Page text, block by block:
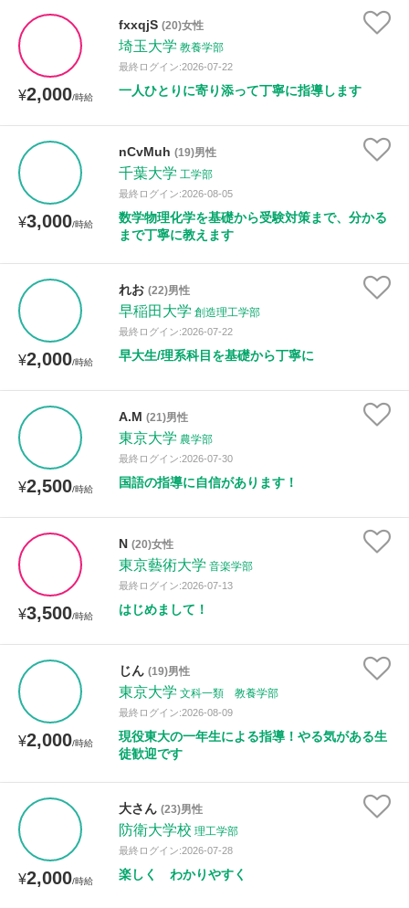
¥2,000/時給
fxxqjS (20)女性
埼玉大学 教養学部
最終ログイン:2026-07-22
一人ひとりに寄り添って丁寧に指導します
¥3,000/時給
nCvMuh (19)男性
千葉大学 工学部
最終ログイン:2026-08-05
数学物理化学を基礎から受験対策まで、分かる
まで丁寧に教えます
¥2,000/時給
れお (22)男性
早稲田大学 創造理工学部
最終ログイン:2026-07-22
早大生/理系科目を基礎から丁寧に
¥2,500/時給
A.M (21)男性
東京大学 農学部
最終ログイン:2026-07-30
国語の指導に自信があります！
¥3,500/時給
N (20)女性
東京藝術大学 音楽学部
最終ログイン:2026-07-13
はじめまして！
¥2,000/時給
じん (19)男性
東京大学 文科一類 教養学部
最終ログイン:2026-08-09
現役東大の一年生による指導！やる気がある生
徒歓迎です
¥2,000/時給
大さん (23)男性
防衛大学校 理工学部
最終ログイン:2026-07-28
楽しく わかりやすく